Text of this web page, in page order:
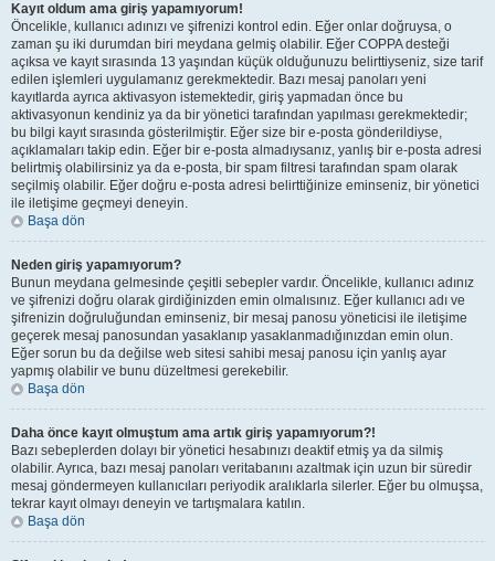
Kayıt oldum ama giriş yapamıyorum!
Öncelikle, kullanıcı adınızı ve şifrenizi kontrol edin. Eğer onlar doğruysa, o
zaman şu iki durumdan biri meydana gelmiş olabilir. Eğer COPPA desteği
açıksa ve kayıt sırasında 13 yaşından küçük olduğunuzu belirttiyseniz, size tarif
edilen işlemleri uygulamanız gerekmektedir. Bazı mesaj panoları yeni
kayıtlarda ayrıca aktivasyon istemektedir, giriş yapmadan önce bu
aktivasyonun kendiniz ya da bir yönetici tarafından yapılması gerekmektedir;
bu bilgi kayıt sırasında gösterilmiştir. Eğer size bir e-posta gönderildiyse,
açıklamaları takip edin. Eğer bir e-posta almadıysanız, yanlış bir e-posta adresi
belirtmiş olabilirsiniz ya da e-posta, bir spam filtresi tarafından spam olarak
seçilmiş olabilir. Eğer doğru e-posta adresi belirttiğinize eminseniz, bir yönetici
ile iletişime geçmeyi deneyin.
Başa dön
Neden giriş yapamıyorum?
Bunun meydana gelmesinde çeşitli sebepler vardır. Öncelikle, kullanıcı adınız
ve şifrenizi doğru olarak girdiğinizden emin olmalısınız. Eğer kullanıcı adı ve
şifrenizin doğruluğundan eminseniz, bir mesaj panosu yöneticisi ile iletişime
geçerek mesaj panosundan yasaklanıp yasaklanmadığınızdan emin olun.
Eğer sorun bu da değilse web sitesi sahibi mesaj panosu için yanlış ayar
yapmış olabilir ve bunu düzeltmesi gerekebilir.
Başa dön
Daha önce kayıt olmuştum ama artık giriş yapamıyorum?!
Bazı sebeplerden dolayı bir yönetici hesabınızı deaktif etmiş ya da silmiş
olabilir. Ayrıca, bazı mesaj panoları veritabanını azaltmak için uzun bir süredir
mesaj göndermeyen kullanıcıları periyodik aralıklarla silerler. Eğer bu olmuşsa,
tekrar kayıt olmayı deneyin ve tartışmalara katılın.
Başa dön